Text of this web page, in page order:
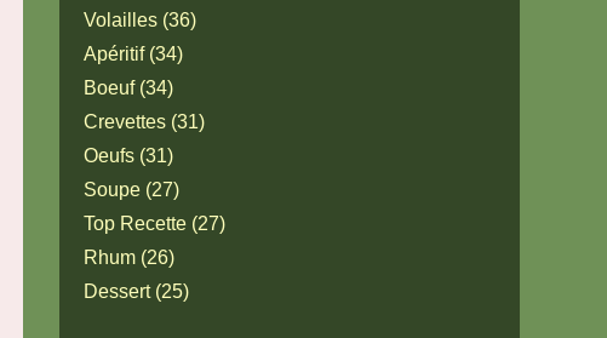
Volailles (36)
Apéritif (34)
Boeuf (34)
Crevettes (31)
Oeufs (31)
Soupe (27)
Top Recette (27)
Rhum (26)
Dessert (25)